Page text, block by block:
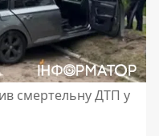
смертельну ДТП у